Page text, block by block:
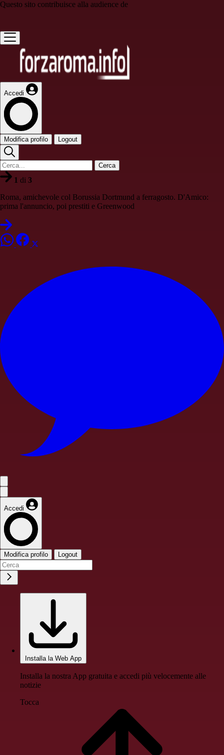
Questo sito contribuisce alla audience de
Accedi
Modifica profilo Logout
Cerca
1 di 3
Roma, amichevole col Borussia Dortmund a ferragosto. D'Amico:
prima l'annuncio, poi prestiti e Greenwood
Accedi
Modifica profilo Logout
Installa la Web App
Installa la nostra App gratuita e accedi più velocemente alle
notizie
Tocca